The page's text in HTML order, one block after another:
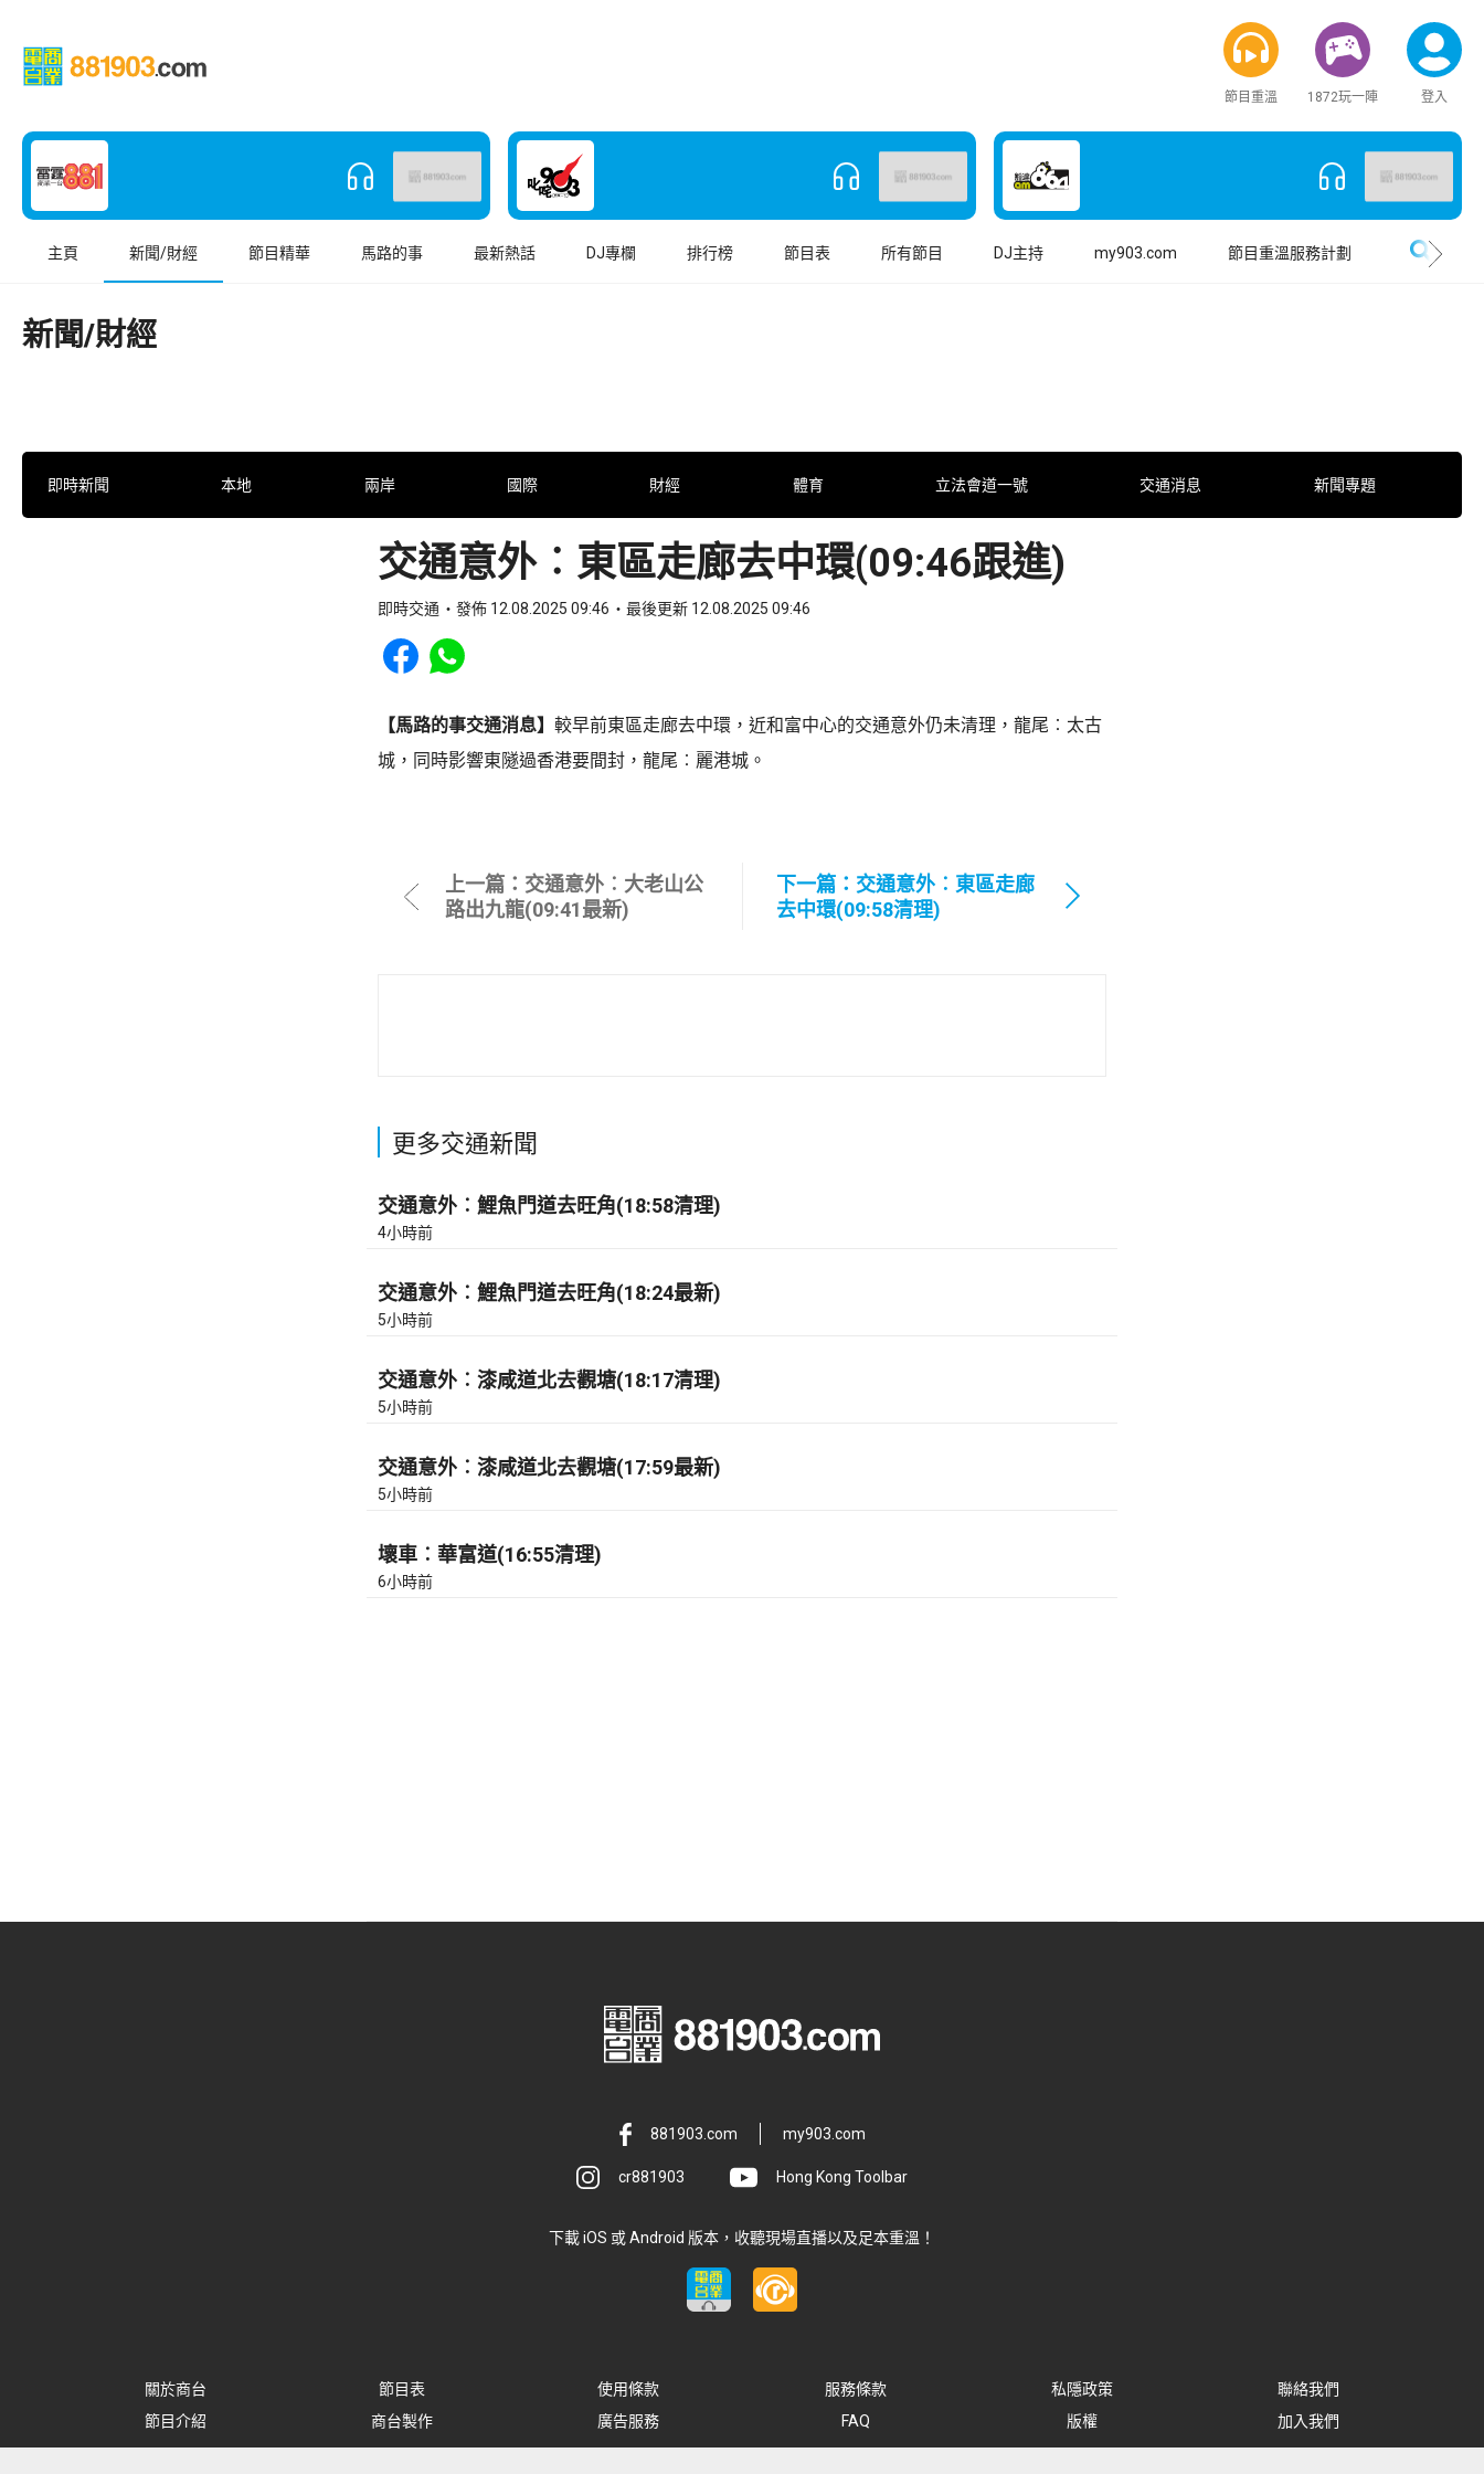
節目重溫 1872玩一陣 登入
主頁 新聞/財經 節目精華 馬路的事 最新熱話 DJ專欄 排行榜 節目表 所有節目 DJ主持 my903.com 節目重溫服務計劃
新聞/財經
即時新聞 本地 兩岸 國際 財經 體育 立法會道一號 交通消息 新聞專題
交通意外︰東區走廊去中環(09:46跟進)
即時交通 發佈 12.08.2025 09:46 最後更新 12.08.2025 09:46
Share to Facebook
Share to WhatsApp
【馬路的事交通消息】 較早前東區走廊去中環，近和富中心的交通意外仍未清理，龍尾︰太古
城，同時影響東隧過香港要間封，龍尾︰麗港城。
上一篇：交通意外︰大老山公
路出九龍(09:41最新)
下一篇：交通意外︰東區走廊
去中環(09:58清理)
更多交通新聞
交通意外︰鯉魚門道去旺角(18:58清理)
4小時前
交通意外︰鯉魚門道去旺角(18:24最新)
5小時前
交通意外︰漆咸道北去觀塘(18:17清理)
5小時前
交通意外︰漆咸道北去觀塘(17:59最新)
5小時前
壞車︰華富道(16:55清理)
6小時前
881903.com my903.com
cr881903 Hong Kong Toolbar
下載 iOS 或 Android 版本，收聽現場直播以及足本重溫！
關於商台 節目表 使用條款 服務條款 私隱政策
聯絡我們
節目介紹
商台製作 廣告服務 FAQ 版權 加入我們